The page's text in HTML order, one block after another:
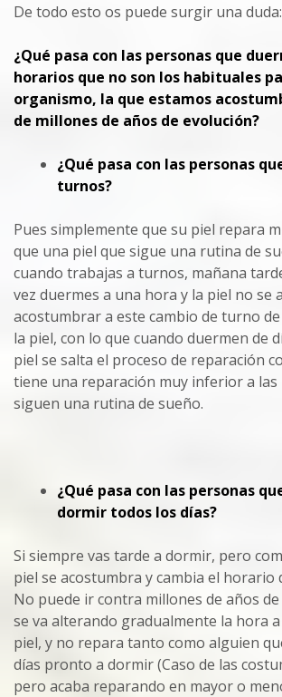
De todo esto os puede surgir una duda:
¿Qué pasa con las personas que
horarios que no son los habituales
organismo, la que estamos
de millones de años de evolución?
¿Qué pasa con las personas
turnos?
Pues simplemente que su piel repara
que una piel que sigue una rutina de
cuando trabajas a turnos, mañana
vez duermes a una hora y la piel no se
acostumbrar a este cambio de turno
la piel, con lo que cuando duermen de
piel se salta el proceso de reparación
tiene una reparación muy inferior a las
siguen una rutina de sueño.
¿Qué pasa con las personas
dormir todos los días?
Si siempre vas tarde a dormir, pero
piel se acostumbra y cambia el horario
No puede ir contra millones de años
se va alterando gradualmente la hora
piel, y no repara tanto como alguien
días pronto a dormir (Caso de las
pero acaba reparando en mayor o